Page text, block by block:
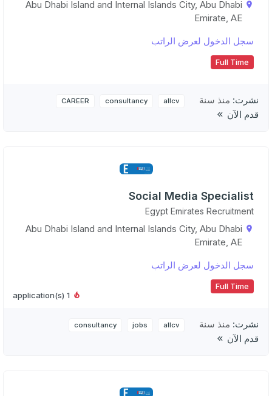
Abu Dhabi Island and Internal Islands City, Abu Dhabi
Emirate, AE
سجل الدخول لعرض الراتب
Full Time
نشرت: منذ سنة allcv
consultancy
CAREER
قدم الآن
1 application(s)
Social Media Specialist
Egypt Emirates Recruitment
Abu Dhabi Island and Internal Islands City, Abu Dhabi
Emirate, AE
سجل الدخول لعرض الراتب
Full Time
نشرت: منذ سنة allcv
jobs
consultancy
قدم الآن